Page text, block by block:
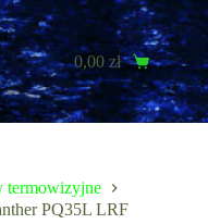
Koszyk
0,00zł
termowizyjne
PQ35L LRF